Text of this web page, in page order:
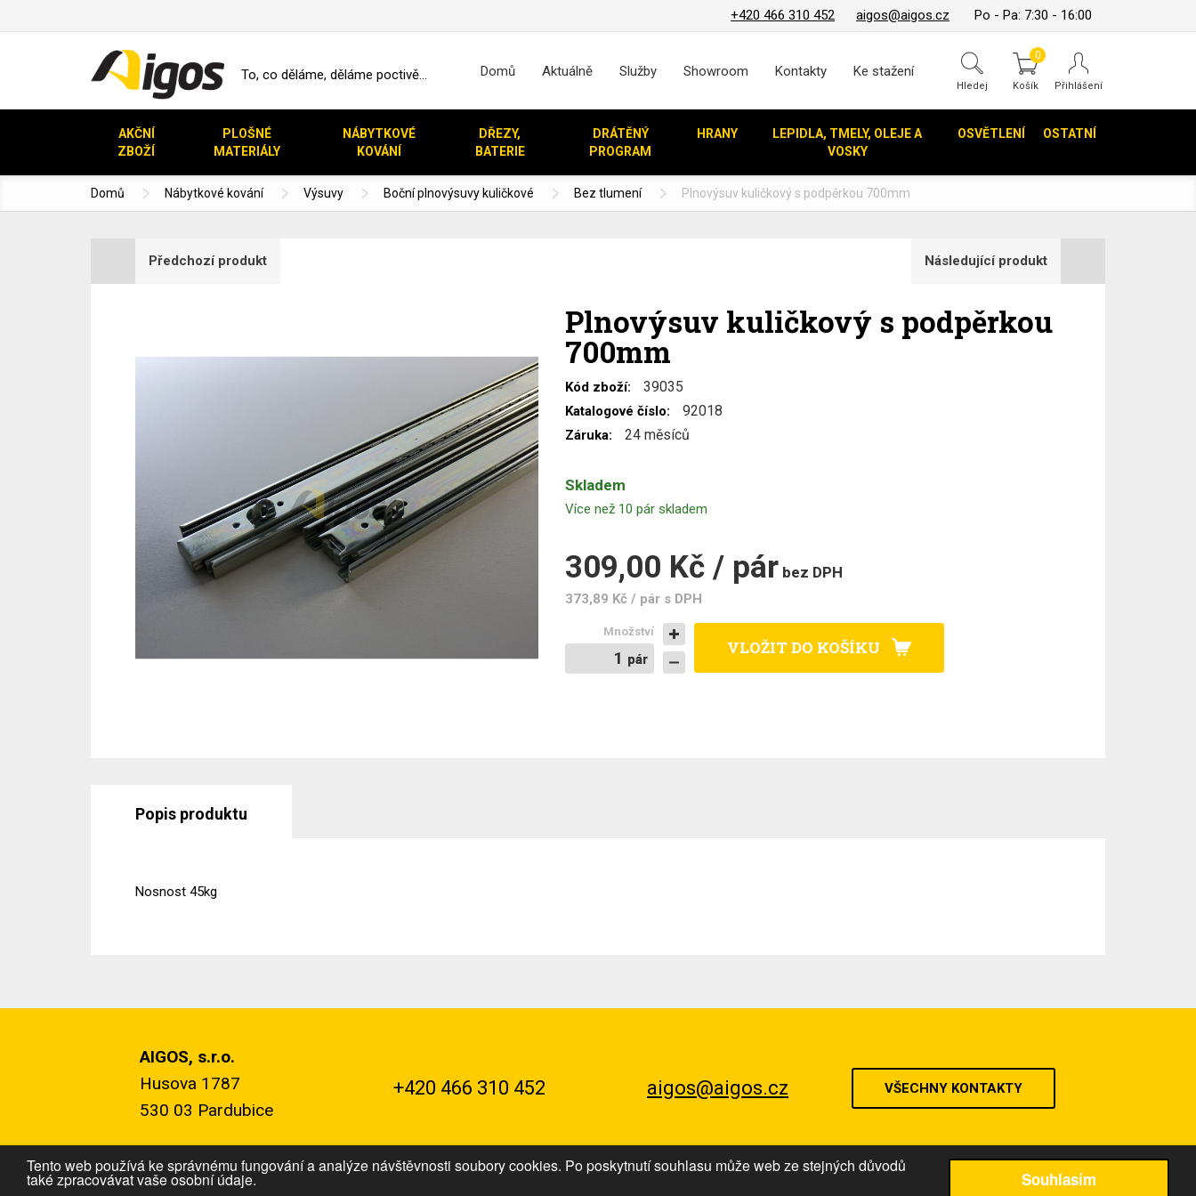
Souhlasím
Tento web používá ke správnému fungování a analýze návštěvnosti soubory cookies. Po poskytnutí souhlasu může web ze stejných důvodů
také zpracovávat vaše osobní údaje.
+420 466 310 452 aigos@aigos.cz Po - Pa: 7:30 - 16:00
To, co děláme, děláme poctivě...
0
Hledej
Domů Aktuálně Služby Showroom Kontakty Ke stažení
AKČNÍ
ZBOŽÍ
PLOŠNÉ
MATERIÁLY
NÁBYTKOVÉ
KOVÁNÍ
DŘEZY,
BATERIE
DRÁTĚNÝ
PROGRAM
HRANY
LEPIDLA, TMELY, OLEJE A
VOSKY
OSVĚTLENÍ OSTATNÍ
Domů Nábytkové kování Výsuvy Boční plnovýsuvy kuličkové Bez tlumení Plnovýsuv kuličkový s podpěrkou 700mm
Předchozí produkt Následující produkt
Plnovýsuv kuličkový s podpěrkou
700mm
Kód zboží: 39035
Katalogové číslo: 92018
Záruka: 24 měsíců
Skladem
Více než 10 pár skladem
309,00 Kč / pár bez DPH
373,89 Kč / pár s DPH
pár
pár
Množství
VLOŽIT DO KOŠÍKU
Popis produktu
Nosnost 45kg
AIGOS, s.r.o.
Husova 1787
530 03 Pardubice
+420 466 310 452 aigos@aigos.cz VŠECHNY KONTAKTY
Copyright © 2018 | AIGOS, s.r.o.